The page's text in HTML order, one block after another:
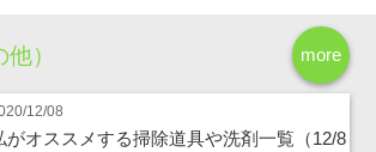
more
）
12/08
がオススメする掃除道具や洗剤一覧（12/8